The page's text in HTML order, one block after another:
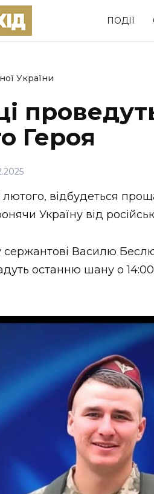
ПОДІЇ
Здоров’я
Соціум
НОВИНИ
УКРАЇНИ
України
Героя
лютого, відбудеться
Україну від
Василю
останню шану о